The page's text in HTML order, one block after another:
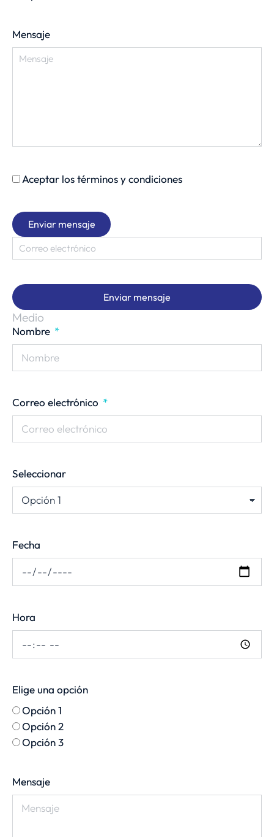
Mensaje
Aceptar los términos y condiciones
Enviar mensaje
Enviar mensaje
Medio
Nombre
Correo electrónico
Seleccionar
Fecha
Hora
Elige una opción
Opción 1
Opción 2
Opción 3
Mensaje